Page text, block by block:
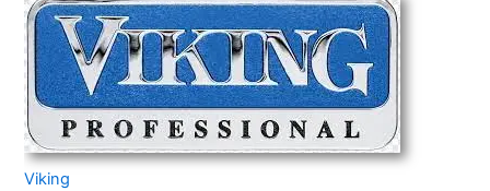
Viking